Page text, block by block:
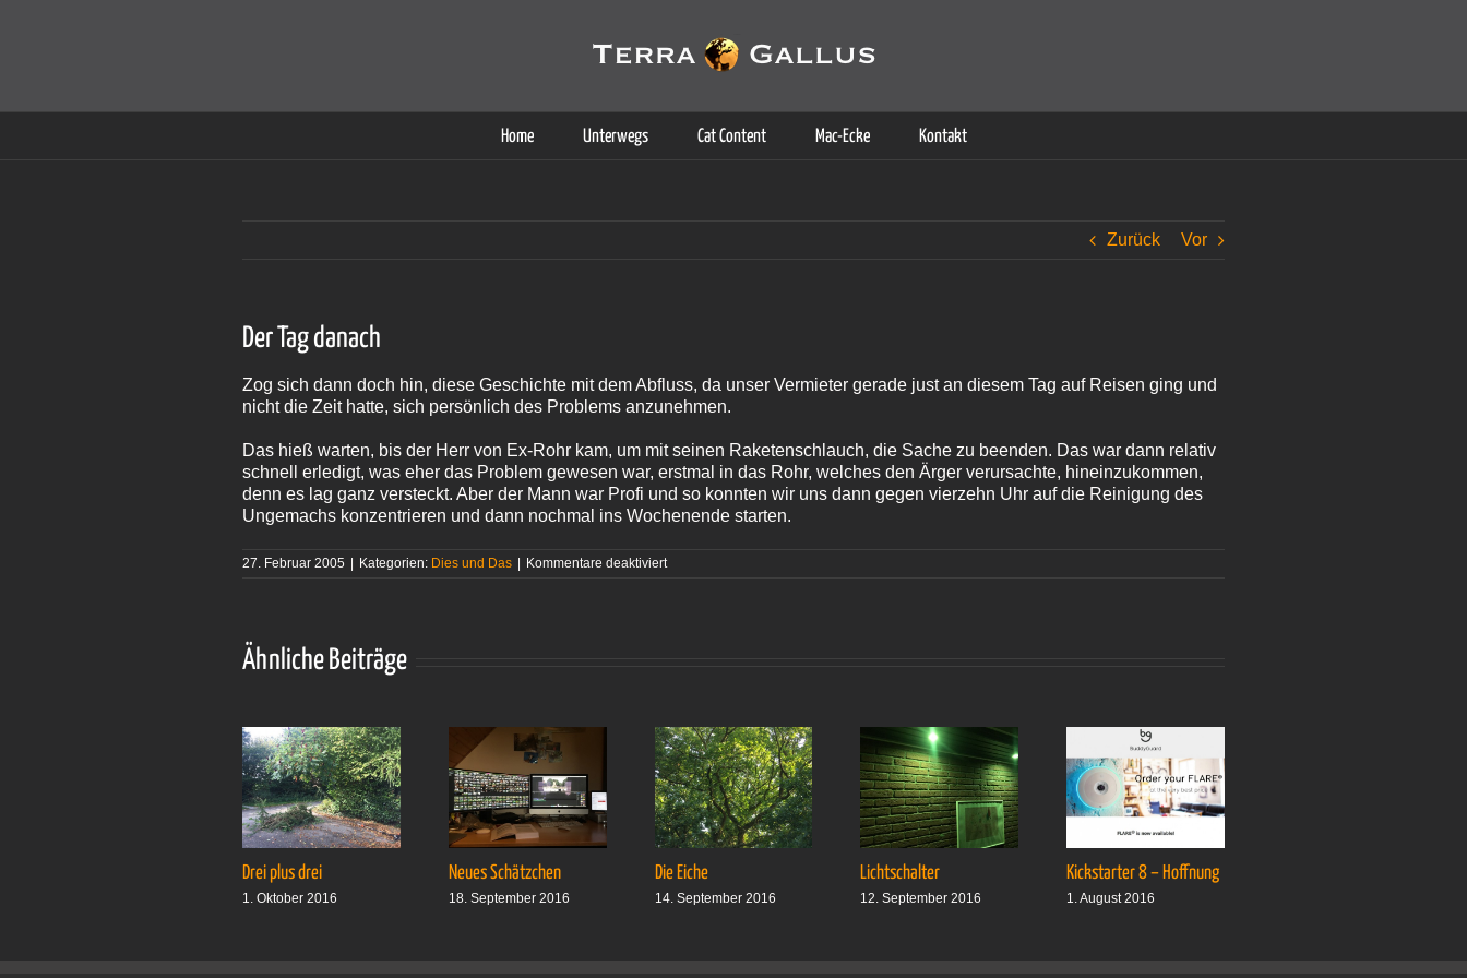
Home Unterwegs Cat Content Mac-Ecke Kontakt
Zurück Vor
Der Tag danach
Zog sich dann doch hin, diese Geschichte mit dem Abfluss, da unser Vermieter gerade just an diesem Tag auf Reisen ging und
nicht die Zeit hatte, sich persönlich des Problems anzunehmen.
Das hieß warten, bis der Herr von Ex-Rohr kam, um mit seinen Raketenschlauch, die Sache zu beenden. Das war dann relativ
schnell erledigt, was eher das Problem gewesen war, erstmal in das Rohr, welches den Ärger verursachte, hineinzukommen,
denn es lag ganz versteckt. Aber der Mann war Profi und so konnten wir uns dann gegen vierzehn Uhr auf die Reinigung des
Ungemachs konzentrieren und dann nochmal ins Wochenende starten.
27. Februar 2005 | Kategorien: Dies und Das | Kommentare deaktiviertfür
Ähnliche Beiträge
Drei plus drei
1. Oktober 2016
Neues Schätzchen
18. September 2016
Die Eiche
14. September 2016
Lichtschalter
12. September 2016
Kickstarter 8 – Hoffnung
1. August 2016
Cookies helfen auf auf dieser Seite bei der Bereitstellung der Dienste. Durch die Nutzung dieser Webseite erklären Sie sich damit einverstanden, dass Cookies gesetzt werden.
Weitere Informationen